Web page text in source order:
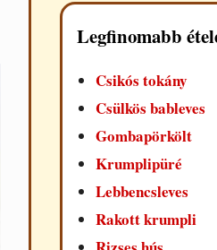
Legfinomabb
Csikós tokány
Csülkös bableves
Gombapörkölt
Krumplipüré
Lebbencsleves
Rakott krumpli